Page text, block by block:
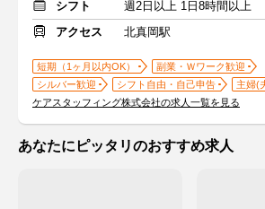
シフト
週2日以上 1日8時間以上
アクセス
北真岡駅
短期（1ヶ月以内OK）
副業・Ｗワーク歓迎
シルバー歓迎
シフト自由・自己申告
主婦(
ケアスタッフィング株式会社の求人一覧を見る
あなたにピッタリのおすすめ求人